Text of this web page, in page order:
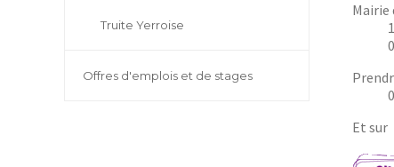
Truite Yerroise
Offres d'emplois et de stages
Mairie
Et sur